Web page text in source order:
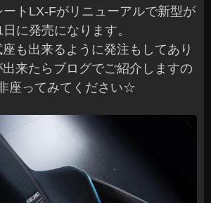
トLX-Fがリニューアルで新型が
に発売になります。
も出来るように発注もしてあり
来たらブログでご紹介しますの
座ってみてください☆